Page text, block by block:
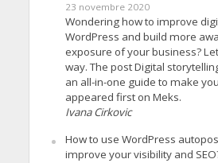
23 novembre 2020
Wondering how to improve
WordPress and build more
exposure of your business?
way. The post Digital
an all-in-one guide to make
appeared first on Meks.
Ivana Cirkovic
How to use WordPress
improve your visibility and